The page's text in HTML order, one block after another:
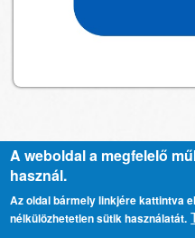
Lábléc
menü
Kapcsolat
Adatkezelési tájékoztató
A weboldal a megfelelő
használ.
Az oldal bármely linkjére kattintva
nélkülözhetetlen sütik használatát.